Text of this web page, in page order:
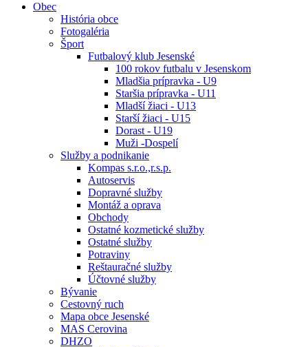
Obec
História obce
Fotogaléria
Šport
Futbalový klub Jesenské
100 rokov futbalu v Jesenskom
Mladšia prípravka - U9
Staršia prípravka - U11
Mladší žiaci - U13
Starší žiaci - U15
Dorast - U19
Muži -Dospelí
Služby a podnikanie
Kompas s.r.o.,r.s.p.
Autoservis
Dopravné služby
Montáž a oprava
Obchody
Ostatné kozmetické služby
Ostatné služby
Potraviny
Reštauračné služby
Účtovné služby
Bývanie
Cestovný ruch
Mapa obce Jesenské
MAS Cerovina
DHZO